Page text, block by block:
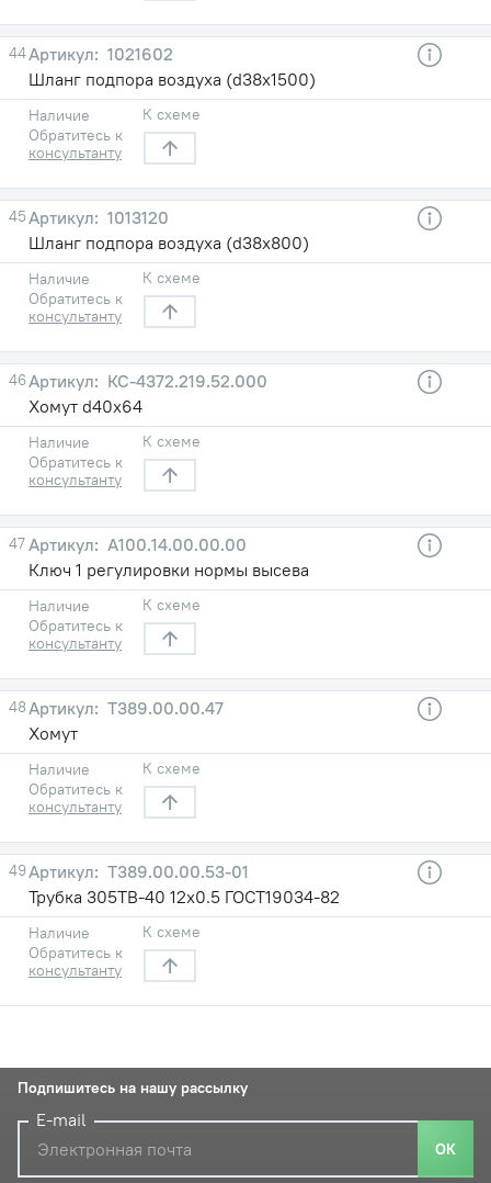
44
1021602
Шланг подпора воздуха (d38х1500)
Наличие
Обратитесь к
консультанту
К схеме
45
1013120
Шланг подпора воздуха (d38х800)
Наличие
Обратитесь к
консультанту
К схеме
46
КС-4372.219.52.000
Хомут d40х64
Наличие
Обратитесь к
консультанту
К схеме
47
А100.14.00.00.00
Ключ 1 регулировки нормы высева
Наличие
Обратитесь к
консультанту
К схеме
48
Т389.00.00.47
Хомут
Наличие
Обратитесь к
консультанту
К схеме
49
Т389.00.00.53-01
Трубка 305ТВ-40 12х0.5 ГОСТ19034-82
Наличие
Обратитесь к
консультанту
К схеме
Подпишитесь на нашу рассылку
E-mail
ОК